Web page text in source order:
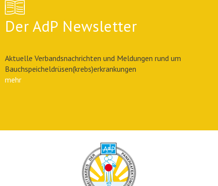
Der AdP Newsletter
Aktuelle Verbandsnachrichten und Meldungen rund um
Bauchspeicheldrüsen(krebs)erkrankungen
mehr